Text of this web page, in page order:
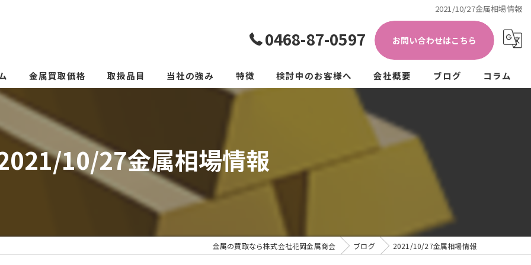
2021/10/27金属相場情報
0468-87-0597 お問い合わせはこちら
金属買取価格 取扱品目 当社の強み 特徴
価格
検討中のお客様へ 会社概要 ブログ コラム
10/27金属相場情報
金属の買取なら株式会社花岡金属商会 ブログ 2021/10/27金属相場情報